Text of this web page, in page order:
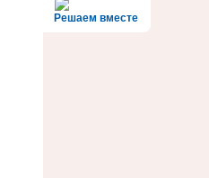
Решаем вместе